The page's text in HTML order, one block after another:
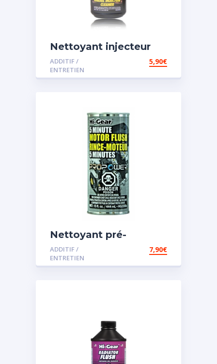
Nettoyant injecteur
diesel
ADDITIF /
ENTRETIEN
5,90€
Nettoyant pré-
vidange
ADDITIF /
ENTRETIEN
7,90€